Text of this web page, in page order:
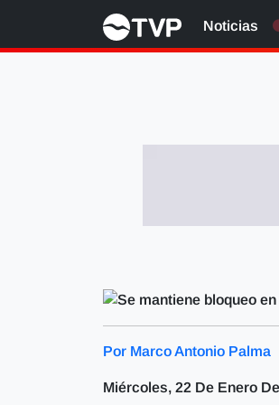
Noticias
Por Marco Antonio Palma
Miércoles, 22 De Enero